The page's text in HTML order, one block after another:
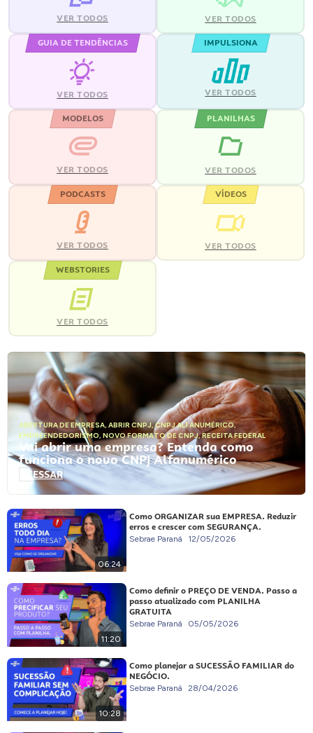
VER TODOS VER TODOS
GUIA DE TENDÊNCIAS
VER TODOS
IMPULSIONA
VER TODOS
MODELOS
VER TODOS
PLANILHAS
VER TODOS
PODCASTS
VER TODOS
VÍDEOS
VER TODOS
WEBSTORIES
VER TODOS
ABERTURA DE EMPRESA, ABRIR CNPJ,CNPJ ALFANUMÉRICO,
EMPREENDEDORISMO, NOVO FORMATO DE CNPJ,RECEITA FEDERAL
Vai abrir uma empresa? Entenda como
funciona o novo CNPJ Alfanumérico
ACESSAR
06:24
Como ORGANIZAR sua EMPRESA. Reduzir
erros e crescer com SEGURANÇA.
Sebrae Paraná 12/05/2026
11:20
Como definir o PREÇO DE VENDA. Passo a
passo atualizado com PLANILHA
GRATUITA
Sebrae Paraná 05/05/2026
10:28
Como planejar a SUCESSÃO FAMILIAR do
NEGÓCIO.
Sebrae Paraná 28/04/2026